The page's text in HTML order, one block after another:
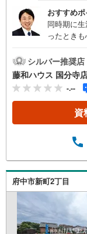
おすすめポ
同時期に
ったとき
の「こん
シルバー推奨店
藤和ハウス 国分寺
-.--
資
府中市新町2丁目